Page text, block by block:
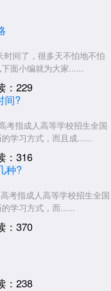
间了，很多天不怕地不怕
面小编就为大家......
：229
考指成人高等学校招生全国
学习方式，而且成......
：316
考指成人高等学校招生全国
学习方式，而......
：370
：238